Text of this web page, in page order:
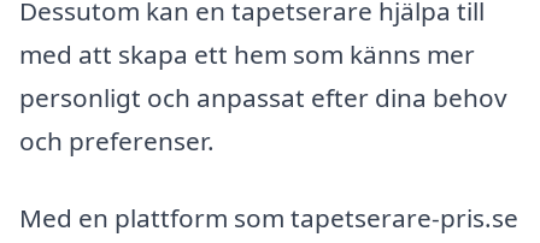
Dessutom kan en tapetserare hjälpa till
med att skapa ett hem som känns mer
personligt och anpassat efter dina behov
och preferenser.
Med en plattform som tapetserare-pris.se